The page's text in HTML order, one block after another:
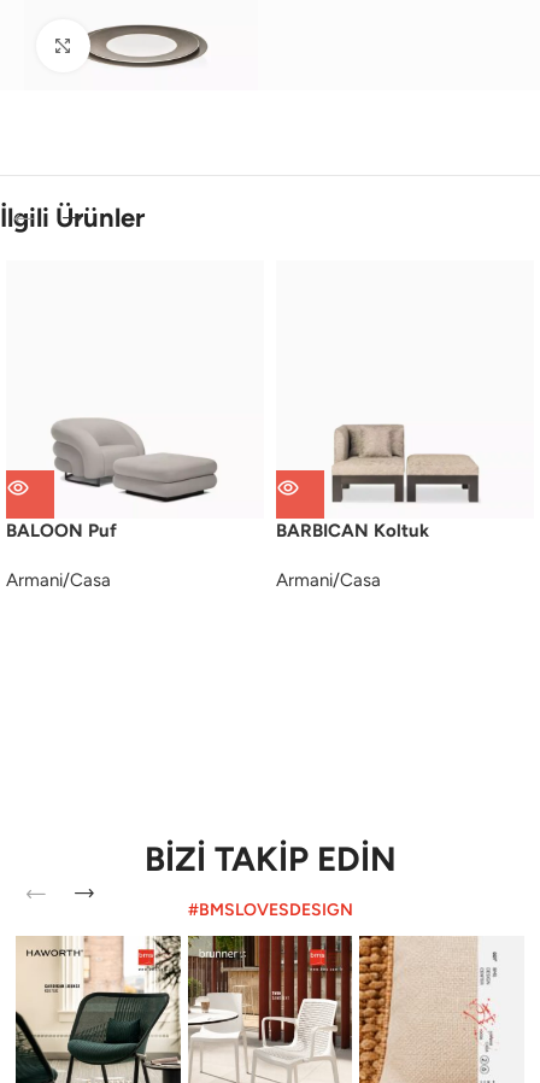
Büyütmek için tıklayın
İlgili Ürünler
BALOON Puf
Armani/Casa
BARBICAN Koltuk
Armani/Casa
BİZİ TAKİP EDİN
#BMSLOVESDESIGN